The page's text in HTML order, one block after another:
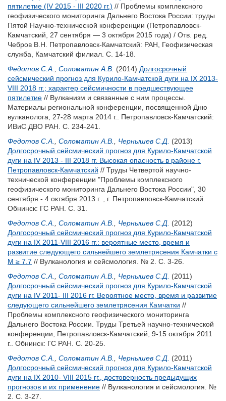
пятилетие (IV 2015 - III 2020 гг.) // Проблемы комплексного
геофизического мониторинга Дальнего Востока России: труды
Пятой Научно-технической конференции (Петропавловск-
Камчатский, 27 сентября — 3 октября 2015 года) / Отв. ред.
Чебров В.Н.
Петропавловск-Камчатский: РАН, Геофизическая
служба, Камчатский филиал. С. 14-18.
Федотов С.А.
Соломатин А.В. (2014) Долгосрочный
сейсмический прогноз для Курило-Камчатской дуги на IX 2013-
VIII 2018 гг.; характер сейсмичности в предшествующее
пятилетие // Вулканизм и связанные с ним процессы.
Материалы региональной конференции, посвященной Дню
вулканолога, 27-28 марта 2014 г.. Петропавловск-Камчатский:
ИВиС ДВО РАН. С. 234-241.
Федотов С.А.
Соломатин А.В. Чернышев С.Д. (2013)
Долгосрочный сейсмический прогноз для Курило-Камчатской
дуги на IV 2013 - III 2018 гг. Высокая опасность в районе г.
Петропавловск-Камчатский // Труды Четвертой научно-
технической конференции "Проблемы комплексного
геофизического мониторинга Дальнего Востока России", 30
сентября - 4 октября 2013 г. , г. Петропавловск-Камчатский.
Обнинск: ГС РАН. С. 31.
Федотов С.А.
Соломатин А.В. Чернышев С.Д. (2012)
Долгосрочный сейсмический прогноз для Курило-Камчатской
дуги на IX 2011-VIII 2016 гг.: вероятные место, время и
развитие следующего сильнейшего землетрясения Камчатки с
M ≥ 7.7 // Вулканология и сейсмология. № 2. С. 3-26.
Федотов С.А.
Соломатин А.В. Чернышев С.Д. (2011)
Долгосрочный сейсмический прогноз для Курило-Камчатской
дуги на IV 2011- III 2016 гг. Вероятное место, время и развитие
следующего сильнейшего землетрясения Камчатки //
Проблемы комплексного геофизического мониторинга
Дальнего Востока России. Труды Третьей научно-технической
конференции, Петропавловск-Камчатский, 9-15 октября 2011
г.. Обнинск: ГС РАН. С. 20-25.
Федотов С.А.
Соломатин А.В. Чернышев С.Д. (2011)
Долгосрочный сейсмический прогноз для Курило-Камчатской
дуги на IX 2010- VIII 2015 гг., достоверность предыдущих
прогнозов и их применение // Вулканология и сейсмология. №
2. С. 3-27.